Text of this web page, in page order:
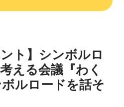
ト】シンボルロ
える会議『わく
ルロードを話そ